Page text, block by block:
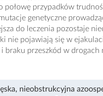
połowę przypadków
genetyczne
do leczenia pozostaje
nie pojawiają się w
braku przeszkód w drogach
, nieobstrukcyjna